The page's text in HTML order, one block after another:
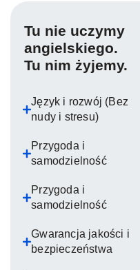
Tu nie uczymy
angielskiego.
Tu nim żyjemy.
Język i rozwój (Bez
nudy i stresu)
Przygoda i
samodzielność
Przygoda i
samodzielność
Gwarancja jakości i
bezpieczeństwa